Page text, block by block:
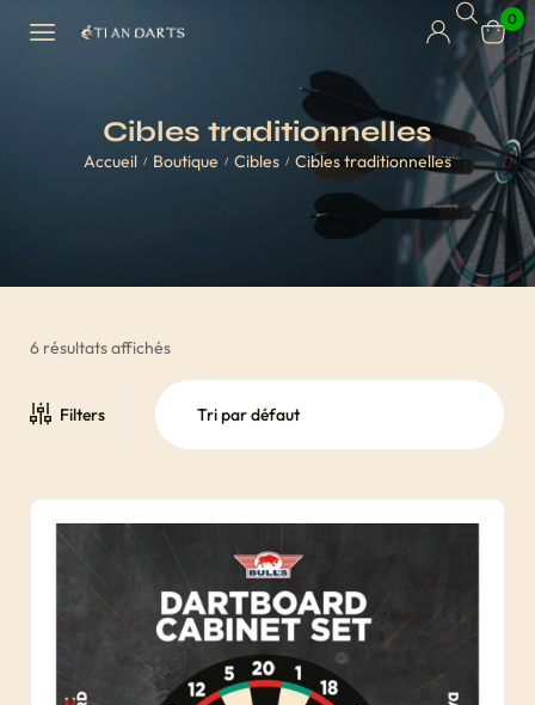
0
Cibles traditionnelles
Accueil / Boutique / Cibles / Cibles traditionnelles
6 résultats affichés
Filters